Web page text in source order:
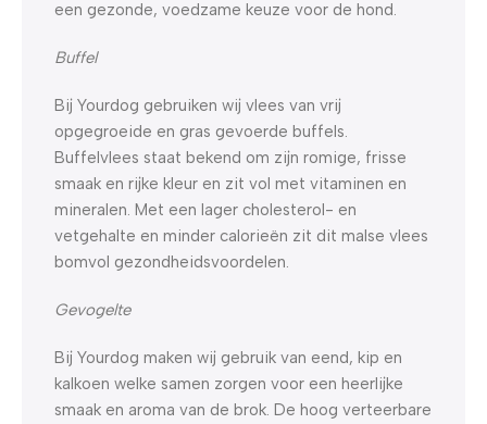
een gezonde, voedzame keuze voor de hond.
Buffel
Bij Yourdog gebruiken wij vlees van vrij
opgegroeide en gras gevoerde buffels.
Buffelvlees staat bekend om zijn romige, frisse
smaak en rijke kleur en zit vol met vitaminen en
mineralen. Met een lager cholesterol- en
vetgehalte en minder calorieën zit dit malse vlees
bomvol gezondheidsvoordelen.
Gevogelte
Bij Yourdog maken wij gebruik van eend, kip en
kalkoen welke samen zorgen voor een heerlijke
smaak en aroma van de brok. De hoog verteerbare